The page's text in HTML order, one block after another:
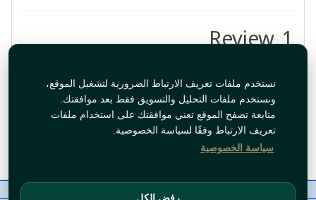
نستخدم ملفات تعريف الارتباط الضرورية لتشغيل الموقع،
ونستخدم ملفات التحليل والتسويق فقط بعد موافقتك.
متابعة تصفح الموقع تعني موافقتك على استخدام ملفات
تعريف الارتباط وفقًا لسياسة الخصوصية.
سياسة الخصوصية
1 Review
طيييييييييييب
By:tahadiy
May 15, 2024 4:48:45 PM
معلومات عنا